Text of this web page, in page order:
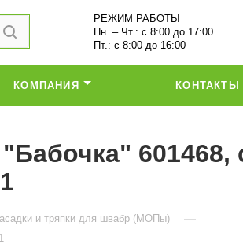
РЕЖИМ РАБОТЫ
Пн. – Чт.: с 8:00 до 17:00
Пт.: с 8:00 до 16:00
КОМПАНИЯ КОНТАКТЫ
601468,
и тряпки для швабр (МОПы) —